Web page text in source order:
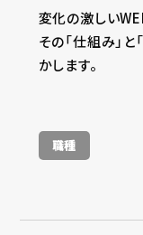
変化の激しい
その「仕組み」
かします。
職種